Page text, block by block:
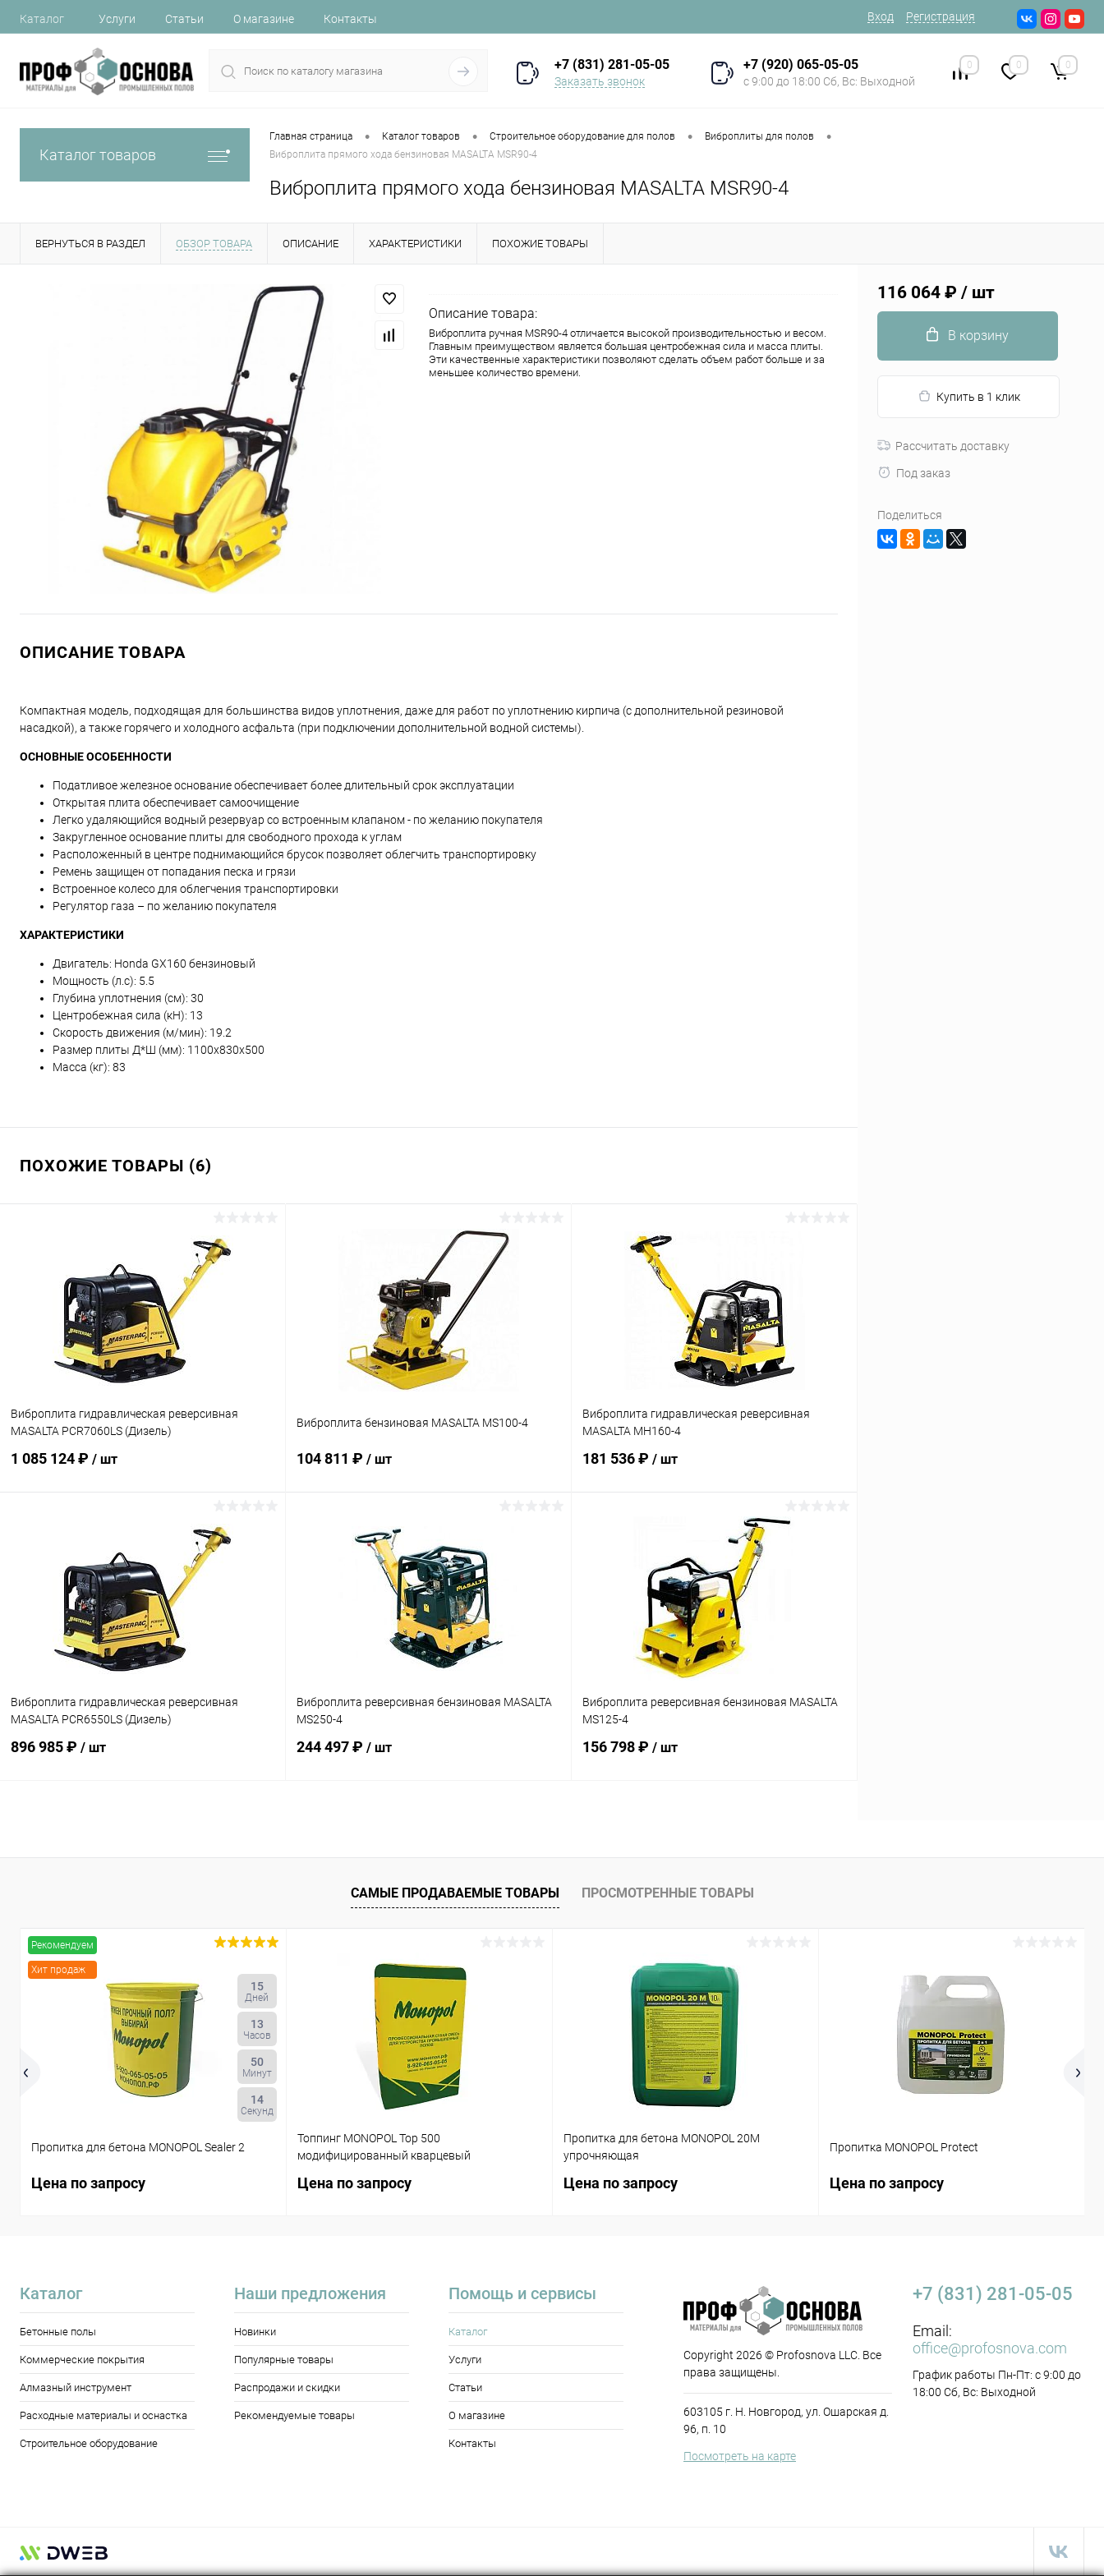
Каталог Услуги Статьи О магазине Контакты Вход Регистрация
+7 (831) 281-05-05
Заказать звонок
+7 (920) 065-05-05
с 9:00 до 18:00 Сб, Вс: Выходной
0 0 0
Каталог товаров
Главная страница • Каталог товаров • Строительное оборудование для полов • Виброплиты для полов •
Виброплита прямого хода бензиновая MASALTA MSR90-4
Виброплита прямого хода бензиновая MASALTA MSR90-4
ВЕРНУТЬСЯ В РАЗДЕЛ ОБЗОР ТОВАРА ОПИСАНИЕ ХАРАКТЕРИСТИКИ ПОХОЖИЕ ТОВАРЫ
Описание товара:
Виброплита ручная MSR90-4 отличается высокой производительностью и весом.
Главным преимуществом является большая центробежная сила и масса плиты.
Эти качественные характеристики позволяют сделать объем работ больше и за
меньшее количество времени.
ОПИСАНИЕ ТОВАРА
Компактная модель, подходящая для большинства видов уплотнения, даже для работ по уплотнению кирпича (с дополнительной резиновой
насадкой), а также горячего и холодного асфальта (при подключении дополнительной водной системы).
ОСНОВНЫЕ ОСОБЕННОСТИ
Податливое железное основание обеспечивает более длительный срок эксплуатации
Открытая плита обеспечивает самоочищение
Легко удаляющийся водный резервуар со встроенным клапаном - по желанию покупателя
Закругленное основание плиты для свободного прохода к углам
Расположенный в центре поднимающийся брусок позволяет облегчить транспортировку
Ремень защищен от попадания песка и грязи
Встроенное колесо для облегчения транспортировки
Регулятор газа – по желанию покупателя
ХАРАКТЕРИСТИКИ
Двигатель: Honda GX160 бензиновый
Мощность (л.с): 5.5
Глубина уплотнения (см): 30
Центробежная сила (кН): 13
Скорость движения (м/мин): 19.2
Размер плиты Д*Ш (мм): 1100x830x500
Масса (кг): 83
ПОХОЖИЕ ТОВАРЫ (6)
Виброплита гидравлическая реверсивная
MASALTA PCR7060LS (Дизель)
1 085 124 ₽ / шт
Купить в 1 клик К сравнению
В избранное Под заказ
Виброплита бензиновая MASALTA MS100-4
104 811 ₽ / шт
Купить в 1 клик К сравнению
Под заказ
Виброплита гидравлическая реверсивная
MASALTA MH160-4
181 536 ₽ / шт
В корзину
Купить в 1 клик К сравнению
В избранное
Виброплита гидравлическая реверсивная
MASALTA PCR6550LS (Дизель)
896 985 ₽ / шт
Купить в 1 клик К сравнению
Виброплита реверсивная бензиновая MASALTA
MS250-4
244 497 ₽ / шт
Купить в 1 клик К сравнению
В избранное Под заказ
Виброплита реверсивная бензиновая MASALTA
MS125-4
156 798 ₽ / шт
Купить в 1 клик К сравнению
В избранное Под заказ
116 064 ₽ / шт
В корзину
Купить в 1 клик
Рассчитать доставку
Под заказ
Поделиться
САМЫЕ ПРОДАВАЕМЫЕ ТОВАРЫ ПРОСМОТРЕННЫЕ ТОВАРЫ
Рекомендуем
Хит продаж
15
Дней
13
Часов
50
Минут
13
Секунд
Пропитка для бетона MONOPOL Sealer 2
Цена по запросу
Топпинг MONOPOL Top 500
модифицированный кварцевый
Цена по запросу
Пропитка для бетона MONOPOL 20М
упрочняющая
Цена по запросу
Пропитка MONOPOL Protect
Цена по запросу
Каталог
Бетонные полы
Коммерческие покрытия
Алмазный инструмент
Расходные материалы и оснастка
Строительное оборудование
Наши предложения
Новинки
Популярные товары
Распродажи и скидки
Рекомендуемые товары
Помощь и сервисы
Каталог
Услуги
Статьи
О магазине
Контакты
Copyright 2026 © Profosnova LLC. Все
права защищены.
603105 г. Н. Новгород, ул. Ошарская д.
96, п. 10
Посмотреть на карте
+7 (831) 281-05-05
Email:
office@profosnova.com
График работы Пн-Пт: с 9:00 до
18:00 Сб, Вс: Выходной